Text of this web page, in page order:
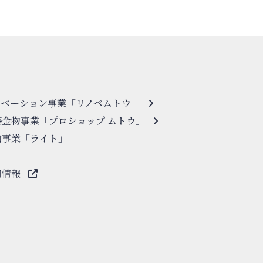
ーション事業「リノベムトウ」
物事業「プロショップ ムトウ」
業「ライト」
報